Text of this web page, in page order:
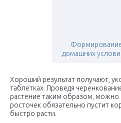
домашних
Хороший результат получают,
таблетках. Проведя
растение таким образом,
росточек обязательно пустит
быстро расти.